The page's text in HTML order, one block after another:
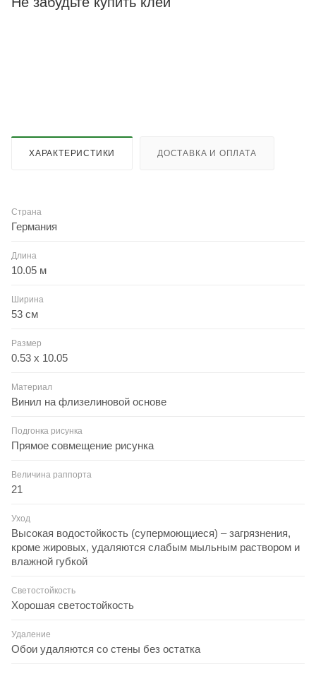
ХАРАКТЕРИСТИКИ ДОСТАВКА И ОПЛАТА
Страна
Германия
Длина
10.05 м
Ширина
53 см
Размер
0.53 x 10.05
Материал
Винил на флизелиновой основе
Подгонка рисунка
Прямое совмещение рисунка
Величина раппорта
21
Уход
Высокая водостойкость (супермоющиеся) – загрязнения,
кроме жировых, удаляются слабым мыльным раствором и
влажной губкой
Светостойкость
Хорошая светостойкость
Удаление
Обои удаляются со стены без остатка